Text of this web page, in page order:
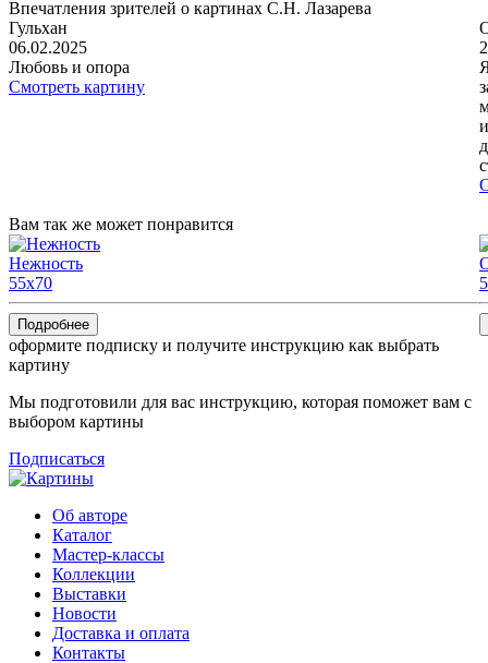
Впечатления зрителей о картинах С.Н. Лазарева
Гульхан
06.02.2025
Любовь и опора
Смотреть картину
Вам так же может понравится
Нежность
55x70
Подробнее
оформите подписку и получите инструкцию как выбрать
картину
Мы подготовили для вас инструкцию, которая поможет вам с
выбором картины
Подписаться
Об авторе
Каталог
Мастер-классы
Коллекции
Выставки
Новости
Доставка и оплата
Контакты